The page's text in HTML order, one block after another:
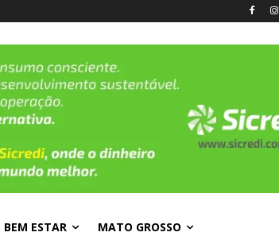
BEM ESTAR MATO GROSSO